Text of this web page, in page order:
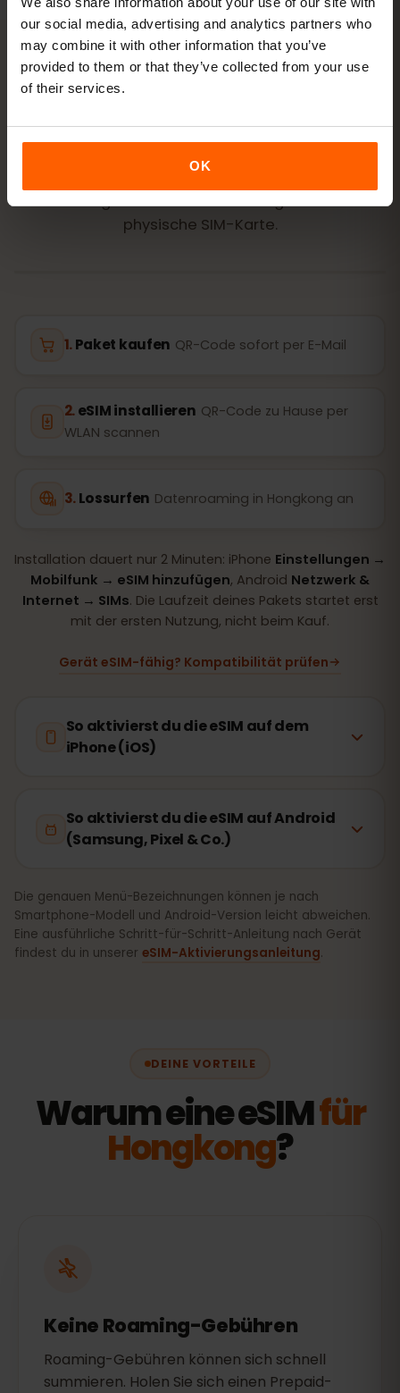
our social media, advertising and analytics partners who
may combine it with other information that you’ve
provided to them or that they’ve collected from your use
of their services.
OK
eSIM für Hongkong in3
Schrittenaktivieren
In wenigen Minuten startklar – ganz ohne
physische SIM-Karte.
Paket kaufen QR-Code sofort per E-Mail
eSIM installieren QR-Code zu Hause per
WLAN scannen
Lossurfen Datenroaming in Hongkong an
Installation dauert nur 2 Minuten: iPhone Einstellungen →
Mobilfunk → eSIM hinzufügen, Android Netzwerk &
Internet → SIMs. Die Laufzeit deines Pakets startet erst
mit der ersten Nutzung, nicht beim Kauf.
Gerät eSIM-fähig? Kompatibilität prüfen
So aktivierst du die eSIM auf dem
iPhone (iOS)
So aktivierst du die eSIM auf Android
(Samsung, Pixel & Co.)
Die genauen Menü-Bezeichnungen können je nach
Smartphone-Modell und Android-Version leicht abweichen.
Eine ausführliche Schritt-für-Schritt-Anleitung nach Gerät
findest du in unserer eSIM-Aktivierungsanleitung.
DEINE VORTEILE
Warum eine eSIMfür
Hongkong?
Keine Roaming-Gebühren
Roaming-Gebühren können sich schnell
summieren. Holen Sie sich einen Prepaid-